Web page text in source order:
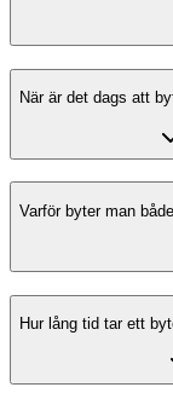
När är det dags att
Varför byter man
Hur lång tid tar ett